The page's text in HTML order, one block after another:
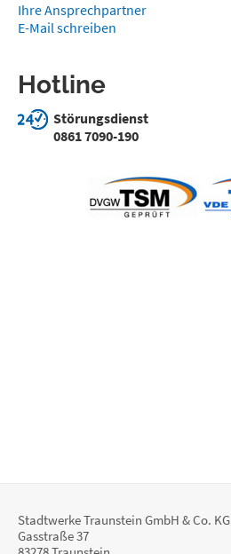
Ihre Ansprechpartner
E-Mail schreiben
Hotline
Störungsdienst
0861 7090-190
Stadtwerke Traunstein GmbH & Co. KG
Gasstraße 37